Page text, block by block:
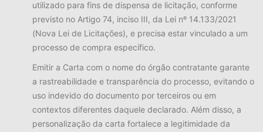
utilizado para fins de dispensa de licitação, conforme
previsto no Artigo 74, inciso III, da Lei nº 14.133/2021
(Nova Lei de Licitações), e precisa estar vinculado a um
processo de compra específico.
Emitir a Carta com o nome do órgão contratante garante
a rastreabilidade e transparência do processo, evitando o
uso indevido do documento por terceiros ou em
contextos diferentes daquele declarado. Além disso, a
personalização da carta fortalece a legitimidade da